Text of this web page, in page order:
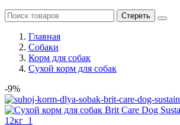
Стереть
Главная
Cобаки
Корм для собак
Сухой корм для собак
-9%